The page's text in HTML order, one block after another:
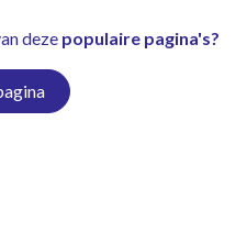
deze populaire pagina's?